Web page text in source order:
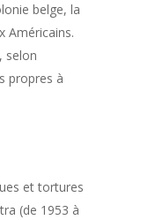
belge, la
Américains.
selon
propres à
et tortures
(de 1953 à